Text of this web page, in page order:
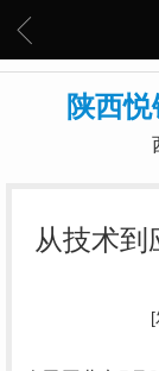
陕西
从技术到